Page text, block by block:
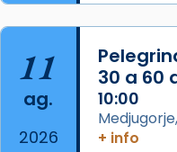
L’arquebisbe de
Josep Omella, ha
concelebrat el
Mons. David
📸 Dr. G. Simón
Photo
11
ag.
2026
30 a 60
10:00
+ info